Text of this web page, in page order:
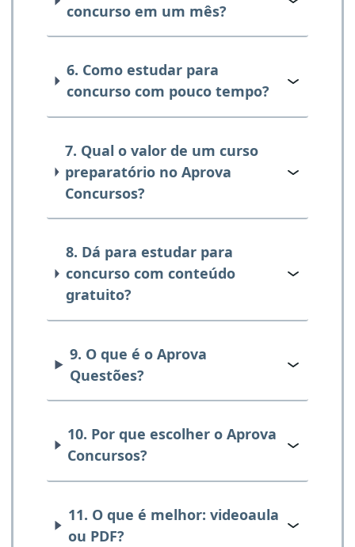
concurso em um mês?
6. Como estudar para
concurso com pouco tempo?
7. Qual o valor de um curso
preparatório no Aprova
Concursos?
8. Dá para estudar para
concurso com conteúdo
gratuito?
9. O que é o Aprova
Questões?
10. Por que escolher o Aprova
Concursos?
11. O que é melhor: videoaula
ou PDF?